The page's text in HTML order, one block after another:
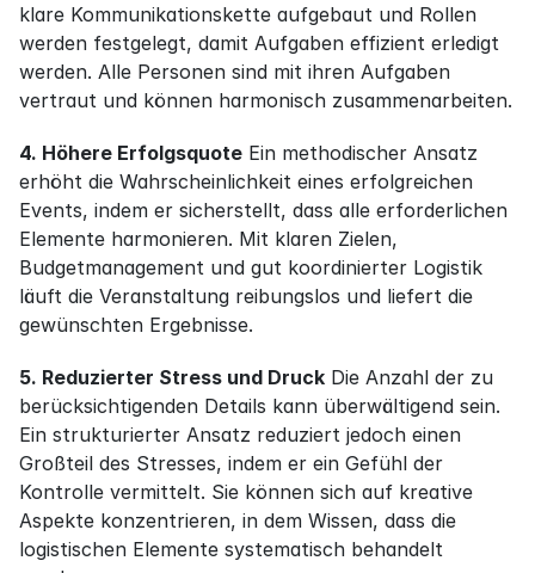
klare Kommunikationskette aufgebaut und Rollen
werden festgelegt, damit Aufgaben effizient erledigt
werden. Alle Personen sind mit ihren Aufgaben
vertraut und können harmonisch zusammenarbeiten.
4. Höhere Erfolgsquote Ein methodischer Ansatz
erhöht die Wahrscheinlichkeit eines erfolgreichen
Events, indem er sicherstellt, dass alle erforderlichen
Elemente harmonieren. Mit klaren Zielen,
Budgetmanagement und gut koordinierter Logistik
läuft die Veranstaltung reibungslos und liefert die
gewünschten Ergebnisse.
5. Reduzierter Stress und Druck Die Anzahl der zu
berücksichtigenden Details kann überwältigend sein.
Ein strukturierter Ansatz reduziert jedoch einen
Großteil des Stresses, indem er ein Gefühl der
Kontrolle vermittelt. Sie können sich auf kreative
Aspekte konzentrieren, in dem Wissen, dass die
logistischen Elemente systematisch behandelt